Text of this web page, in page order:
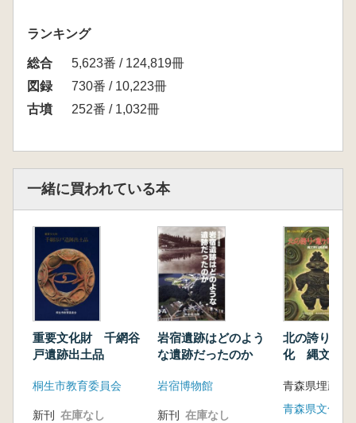
ランキング
総合
5,623番 / 124,819冊
図録
730番 / 10,223冊
古墳
252番 / 1,032冊
一緒に買われている本
重要文化財 千網谷
戸遺跡出土品
桐生市教育委員会
新刊 在庫なし
岩宿遺跡はどのよう
な遺跡だったのか
岩宿博物館
新刊 在庫なし
北の誇り・
化 縄文時代
青森県文化財